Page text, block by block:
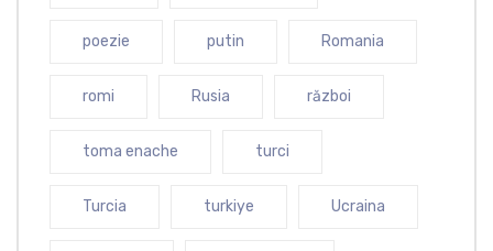
poezie putin Romania
romi Rusia război
toma enache turci
Turcia turkiye Ucraina